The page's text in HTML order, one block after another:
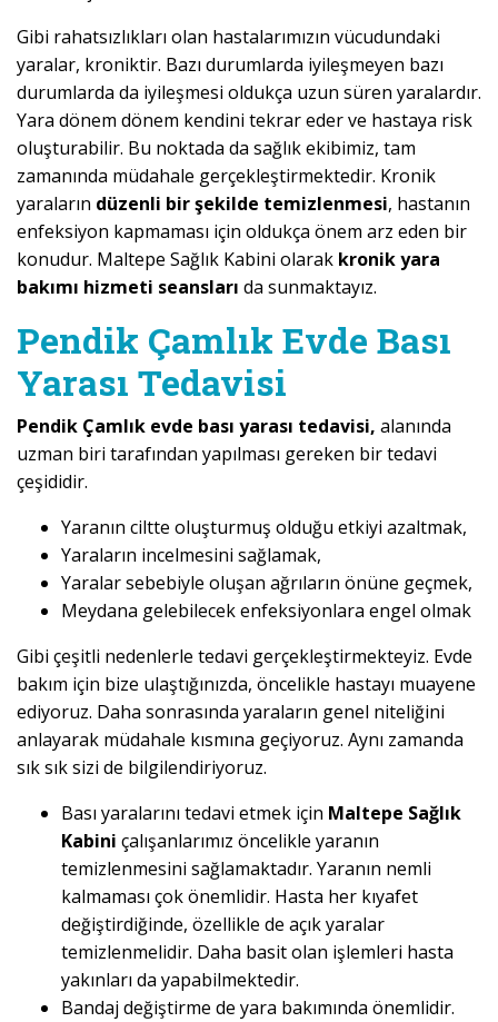
Gibi rahatsızlıkları olan hastalarımızın vücudundaki
yaralar, kroniktir. Bazı durumlarda iyileşmeyen bazı
durumlarda da iyileşmesi oldukça uzun süren yaralardır.
Yara dönem dönem kendini tekrar eder ve hastaya risk
oluşturabilir. Bu noktada da sağlık ekibimiz, tam
zamanında müdahale gerçekleştirmektedir. Kronik
yaraların düzenli bir şekilde temizlenmesi, hastanın
enfeksiyon kapmaması için oldukça önem arz eden bir
konudur. Maltepe Sağlık Kabini olarak kronik yara
bakımı hizmeti seansları da sunmaktayız.
Pendik Çamlık Evde Bası
Yarası Tedavisi
Pendik Çamlık evde bası yarası tedavisi, alanında
uzman biri tarafından yapılması gereken bir tedavi
çeşididir.
Yaranın ciltte oluşturmuş olduğu etkiyi azaltmak,
Yaraların incelmesini sağlamak,
Yaralar sebebiyle oluşan ağrıların önüne geçmek,
Meydana gelebilecek enfeksiyonlara engel olmak
Gibi çeşitli nedenlerle tedavi gerçekleştirmekteyiz. Evde
bakım için bize ulaştığınızda, öncelikle hastayı muayene
ediyoruz. Daha sonrasında yaraların genel niteliğini
anlayarak müdahale kısmına geçiyoruz. Aynı zamanda
sık sık sizi de bilgilendiriyoruz.
Bası yaralarını tedavi etmek için Maltepe Sağlık
Kabini çalışanlarımız öncelikle yaranın
temizlenmesini sağlamaktadır. Yaranın nemli
kalmaması çok önemlidir. Hasta her kıyafet
değiştirdiğinde, özellikle de açık yaralar
temizlenmelidir. Daha basit olan işlemleri hasta
yakınları da yapabilmektedir.
Bandaj değiştirme de yara bakımında önemlidir.